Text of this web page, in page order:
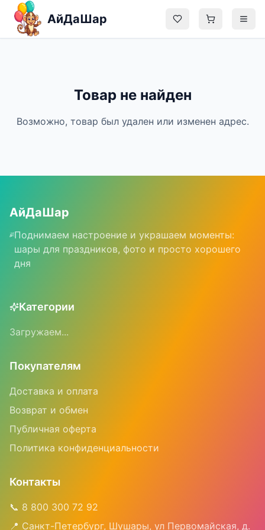
Перейти к содержимому
АйДаШар
О нас
Контакты
Админ
Товар не найден
Возможно, товар был удален или изменен адрес.
АйДаШар
Поднимаем настроение и украшаем моменты:
шары для праздников, фото и просто хорошего
дня
Категории
Загружаем...
Покупателям
Доставка и оплата
Возврат и обмен
Публичная оферта
Политика конфиденциальности
Контакты
📞 8 800 300 72 92
📍 Санкт-Петербург, Шушары, ул Первомайская, д.